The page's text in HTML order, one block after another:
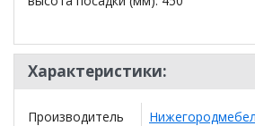
высота подлокотника от сиденья
основная ткань: Musk 797
Характеристики:
Производитель